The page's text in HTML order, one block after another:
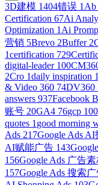
3D建模 1404错误 1 Ab
Certification 67Ai
Optimization 1 Ai
营销 5Brevo 2Buffer 2
1certification 729
digital-leader 100
2Cro 1daily inspiration 1
& Video 360 74DV360
answers 937Facebook
账号 20GA4 76gcp 100
quotes 1 good morning
Ads 217Google Ads
AI赋能广告 143
156Google Ads 广告
157Google Ads 搜索